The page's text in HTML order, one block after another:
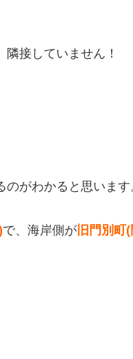
接していません！
のがわかると思います
で、海岸側が 旧門別町